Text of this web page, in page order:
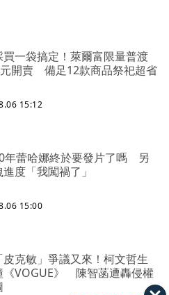
買一袋搞定！萊爾富限量普渡
開賣 備足12款商品祭祀超省
15:12
年蕾哈娜終於要發片了嗎 另
度「我闖禍了」
15:00
皮克敏」爭議又來！柯文哲生
《VOGUE》 陳智菡遭轟侵權